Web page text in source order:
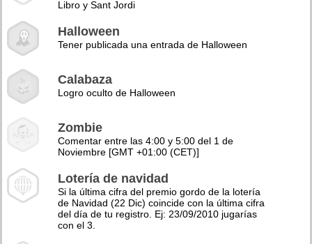
Libro y Sant Jordi
Halloween
Tener publicada una entrada de Halloween
Calabaza
Logro oculto de Halloween
Zombie
Comentar entre las 4:00 y 5:00 del 1 de
Noviembre [GMT +01:00 (CET)]
Lotería de navidad
Si la última cifra del premio gordo de la lotería
de Navidad (22 Dic) coincide con la última cifra
del día de tu registro. Ej: 23/09/2010 jugarías
con el 3.